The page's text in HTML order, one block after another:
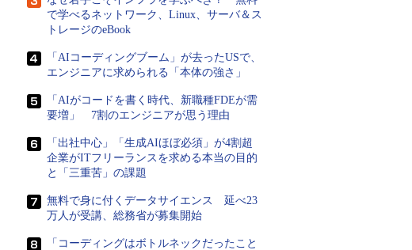
で学べるネットワーク、Linux、サーバ＆ス
トレージのeBook
「AIコーディングブーム」が去ったUSで、
エンジニアに求められる「本体の強さ」
「AIがコードを書く時代、新職種FDEが需
要増」 7割のエンジニアが思う理由
「出社中心」「生成AIほぼ必須」が4割超
企業がITフリーランスを求める本当の目的
と「三重苦」の課題
無料で身に付くデータサイエンス 延べ23
万人が受講、総務省が募集開始
「コーディングはボトルネックだったこと